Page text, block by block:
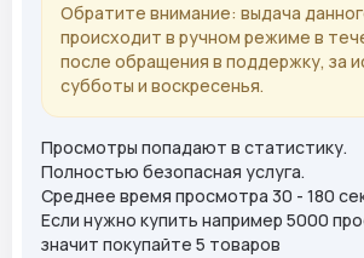
Обратите внимание: выдача
происходит в ручном режиме в
после обращения в поддержку, за
субботы и воскресенья.
Просмотры попадают в статистику.
Полностью безопасная услуга.
Среднее время просмотра 30 - 180
Если нужно купить например 5000
значит покупайте 5 товаров